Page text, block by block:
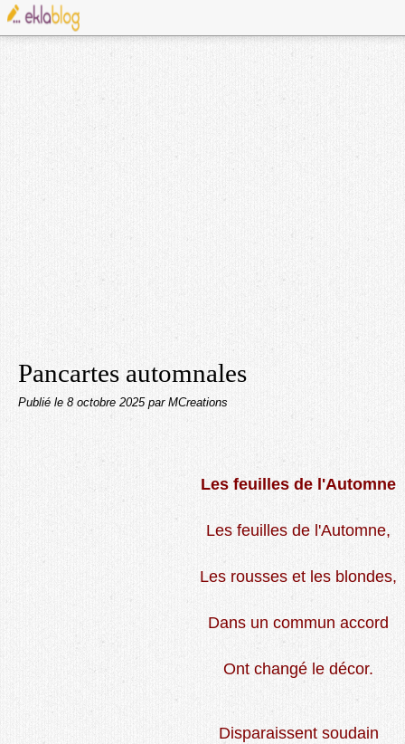
Pancartes automnales
Publié le 8 octobre 2025 par MCreations
Les feuilles de l'Automne
Les feuilles de l'Automne,
Les rousses et les blondes,
Dans un commun accord
Ont changé le décor.
Disparaissent soudain